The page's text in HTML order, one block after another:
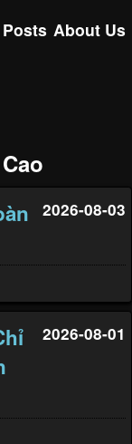
Posts About Us
2026-08-03
2026-08-01